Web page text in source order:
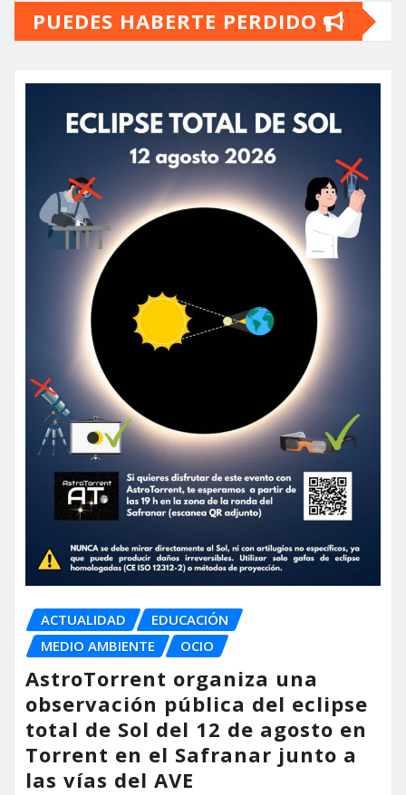
PUEDES HABERTE PERDIDO
ACTUALIDAD
EDUCACIÓN
MEDIO AMBIENTE
OCIO
AstroTorrent organiza una
observación pública del eclipse
total de Sol del 12 de agosto en
Torrent en el Safranar junto a
las vías del AVE